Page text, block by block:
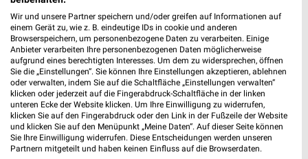
Opti Wohnwelt REWE
Wir und unsere Partner speichern und/oder greifen auf Informationen auf
einem Gerät zu, wie z. B. eindeutige IDs in cookie und anderen
Browserspeichern, um personenbezogene Daten zu verarbeiten. Einige
Anbieter verarbeiten Ihre personenbezogenen Daten möglicherweise
aufgrund eines berechtigten Interesses. Um dem zu widersprechen, öffnen
Sie die „Einstellungen“. Sie können Ihre Einstellungen akzeptieren, ablehnen
oder verwalten, indem Sie auf die Schaltfläche „Einstellungen verwalten“
klicken oder jederzeit auf die Fingerabdruck-Schaltfläche in der linken
unteren Ecke der Website klicken. Um Ihre Einwilligung zu widerrufen,
klicken Sie auf den Fingerabdruck oder den Link in der Fußzeile der Website
und klicken Sie auf den Menüpunkt „Meine Daten“. Auf dieser Seite können
Sie Ihre Einwilligung widerrufen. Diese Entscheidungen werden unseren
Partnern mitgeteilt und haben keinen Einfluss auf die Browserdaten.